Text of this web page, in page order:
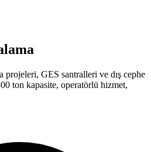
projeleri, GES santralleri ve dış cephe
ton kapasite, operatörlü hizmet,